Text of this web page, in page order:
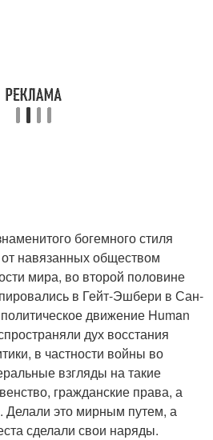
богемного стиля
навязанных обществом
мира, во второй половине
в Гейт-Эшбери в Сан-
движение Human
дух восстания
в частности войны во
взгляды на такие
гражданские права, а
Делали это мирным путем, а
сделали свои наряды.